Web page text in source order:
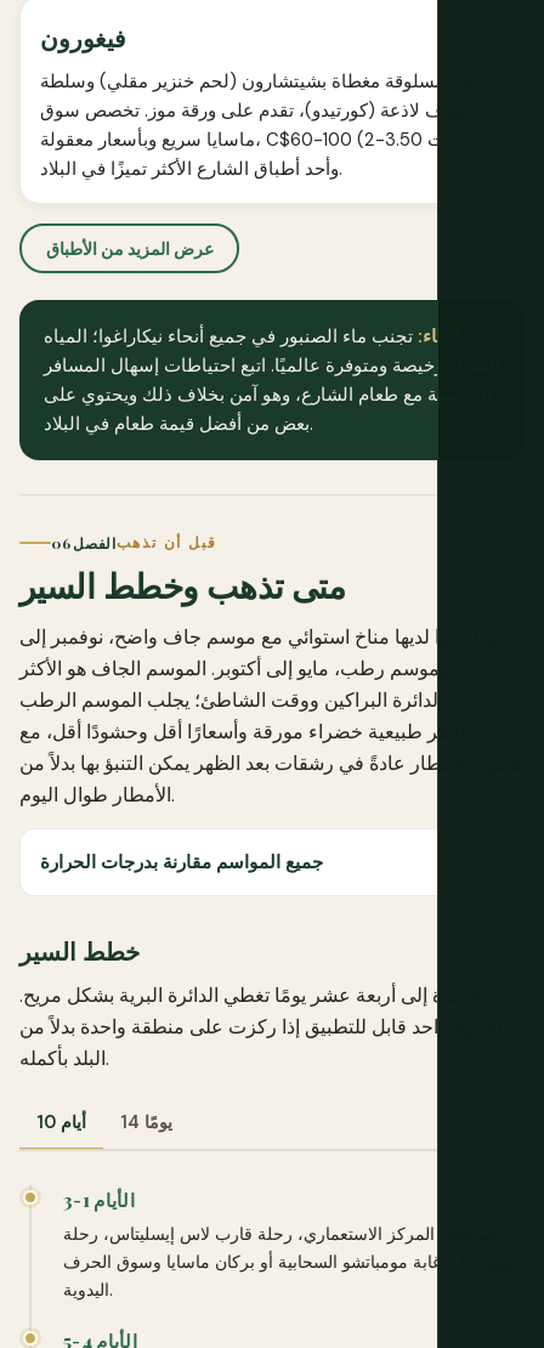
فيغورون
يوكا مسلوقة مغطاة بشيتشارون (لحم خنزير مقلي) وسلطة
ملفوف لاذعة (كورتيدو)، تقدم على ورقة موز. تخصص سوق
ماسايا سريع وبأسعار معقولة، C$60-100 (2-3.50 دولارات)،
وأحد أطباق الشارع الأكثر تميزًا في البلاد.
عرض المزيد من الأطباق
الماء: تجنب ماء الصنبور في جميع أنحاء نيكاراغوا؛ المياه
المعبأة رخيصة ومتوفرة عالميًا. اتبع احتياطات إسهال المسافر
القياسية مع طعام الشارع، وهو آمن بخلاف ذلك ويحتوي على
بعض من أفضل قيمة طعام في البلاد.
الفصل 06قبل أن تذهب
متى تذهب وخطط السير
نيكاراغوا لديها مناخ استوائي مع موسم جاف واضح، نوفمبر إلى
أبريل، وموسم رطب، مايو إلى أكتوبر. الموسم الجاف هو الأكثر
راحة لدائرة البراكين ووقت الشاطئ؛ يجلب الموسم الرطب
مناظر طبيعية خضراء مورقة وأسعارًا أقل وحشودًا أقل، مع
هطول الأمطار عادةً في رشقات بعد الظهر يمكن التنبؤ بها بدلاً من
الأمطار طوال اليوم.
جميع المواسم مقارنة بدرجات الحرارة
خطط السير
عشرة إلى أربعة عشر يومًا تغطي الدائرة البرية بشكل مريح.
أسبوع واحد قابل للتطبيق إذا ركزت على منطقة واحدة بدلاً من
البلد بأكمله.
10 أيام 14 يومًا
الأيام 1-3
المركز الاستعماري، رحلة قارب لاس إيسليتاس، رحلة
يومية إلى غابة مومباتشو السحابية أو بركان ماسايا وسوق الحرف
اليدوية.
الأيام 4-5